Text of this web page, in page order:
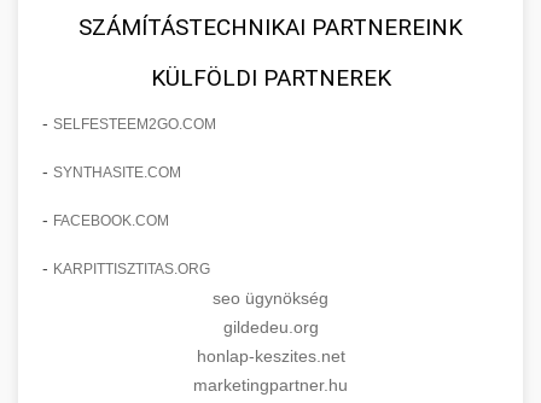
SZÁMÍTÁSTECHNIKAI PARTNEREINK
KÜLFÖLDI PARTNEREK
- SELFESTEEM2GO.COM
- SYNTHASITE.COM
- FACEBOOK.COM
- KARPITTISZTITAS.ORG
seo ügynökség
gildedeu.org
honlap-keszites.net
marketingpartner.hu